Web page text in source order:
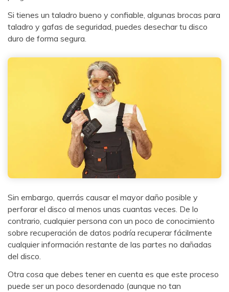
Si tienes un taladro bueno y confiable, algunas brocas para
taladro y gafas de seguridad, puedes desechar tu disco
duro de forma segura.
Sin embargo, querrás causar el mayor daño posible y
perforar el disco al menos unas cuantas veces. De lo
contrario, cualquier persona con un poco de conocimiento
sobre recuperación de datos podría recuperar fácilmente
cualquier información restante de las partes no dañadas
del disco.
Otra cosa que debes tener en cuenta es que este proceso
puede ser un poco desordenado (aunque no tan